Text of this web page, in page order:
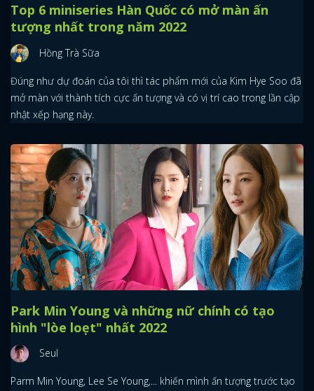
Top 6 miniseries Hàn Quốc có mở màn ấn
tượng nhất trong năm 2022
Hồng Trà Sữa
Đúng như dự đoán của tôi thì tác phẩm mới của Kim Hye Soo đã
mở màn với thành tích cực ấn tượng và có vị trí cao trong lần cập
nhật xếp hạng này.
Park Min Young và những nữ chính có tạo
hình "lòe loẹt" nhất 2022
Seul
Parm Min Young, Lee Se Young,... khiến mình ấn tượng trước tạo